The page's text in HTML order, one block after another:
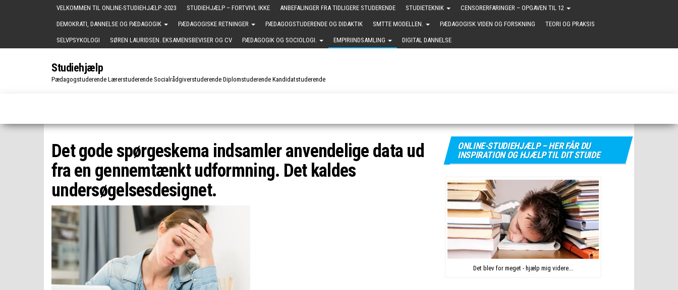
content
VELKOMMEN TIL ONLINE-STUDIEHJÆLP -2023 STUDIEHJÆLP – FORTVIVL IKKE ANBEFALINGER FRA TIDLIGERE STUDERENDE STUDIETEKNIK CENSORERFARINGER – OPGAVEN TIL 12
DEMOKRATI, DANNELSE OG PÆDAGOGIK PÆDAGOGISKE RETNINGER PÆDAGOGSTUDERENDE OG DIDAKTIK SMTTE MODELLEN. PÆDAGOGISK VIDEN OG FORSKNING TEORI OG PRAKSIS
SELVPSYKOLOGI SØREN LAURIDSEN. EKSAMENSBEVISER OG CV PÆDAGOGIK OG SOCIOLOGI. EMPIRIINDSAMLING DIGITAL DANNELSE
Studiehjælp
Pædagogstuderende Lærerstuderende Socialrådgiverstuderende Diplomstuderende Kandidatstuderende
Det gode spørgeskema indsamler anvendelige data ud
fra en gennemtænkt udformning. Det kaldes
undersøgelsesdesignet.
ONLINE-STUDIEHJÆLP – HER FÅR DU
INSPIRATION OG HJÆLP TIL DIT STUIDE
Det blev for meget - hjælp mig videre...